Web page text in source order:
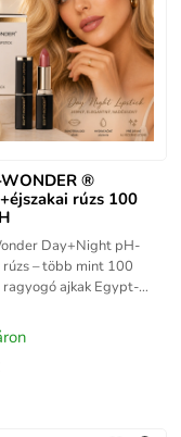
WONDER ®
rúzs 100
Day+Night pH-
rúzs – több mint 100
ajkak Egypt-
mint 100 árnyalat,